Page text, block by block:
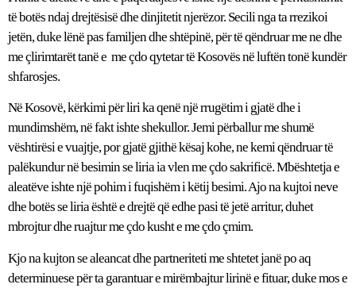
të botës ndaj drejtësisë dhe dinjitetit njerëzor. Secili nga ta rrezikoi
jetën, duke lënë pas familjen dhe shtëpinë, për të qëndruar me ne dhe
me çlirimtarët tanë e me çdo qytetar të Kosovës në luftën tonë kundër
shfarosjes.
Në Kosovë, kërkimi për liri ka qenë një rrugëtim i gjatë dhe i
mundimshëm, në fakt ishte shekullor. Jemi përballur me shumë
vështirësi e vuajtje, por gjatë gjithë kësaj kohe, ne kemi qëndruar të
palëkundur në besimin se liria ia vlen me çdo sakrificë. Mbështetja e
aleatëve ishte një pohim i fuqishëm i këtij besimi. Ajo na kujtoi neve
dhe botës se liria është e drejtë që edhe pasi të jetë arritur, duhet
mbrojtur dhe ruajtur me çdo kusht e me çdo çmim.
Kjo na kujton se aleancat dhe partneriteti me shtetet janë po aq
determinuese për ta garantuar e mirëmbajtur lirinë e fituar, duke mos e